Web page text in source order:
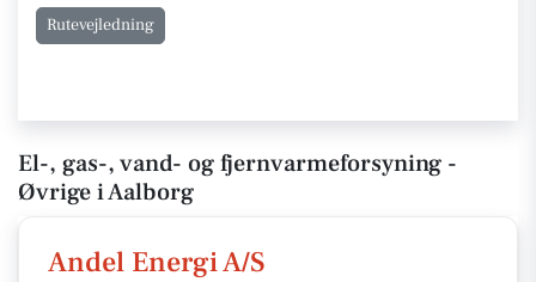
Rutevejledning
El-, gas-, vand- og fjernvarmeforsyning -
Øvrige i Aalborg
Andel Energi A/S